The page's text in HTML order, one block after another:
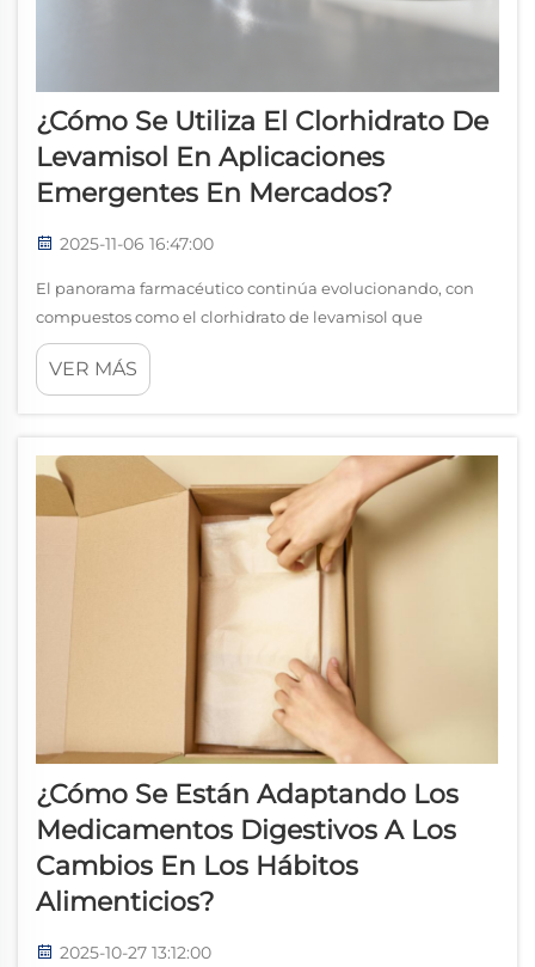
¿Cómo Se Utiliza El Clorhidrato De
Levamisol En Aplicaciones
Emergentes En Mercados?
2025-11-06 16:47:00
El panorama farmacéutico continúa evolucionando, con
compuestos como el clorhidrato de levamisol que
encuentran diversas aplicaciones en mercados
emergentes. Este versátil compuesto ha recibido gran
VER MÁS
¿Cómo Se Están Adaptando Los
Medicamentos Digestivos A Los
Cambios En Los Hábitos
Alimenticios?
2025-10-27 13:12:00